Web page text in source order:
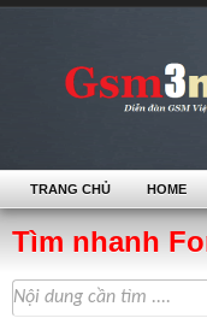
Tìm nhanh
TRANG CHỦ HOME